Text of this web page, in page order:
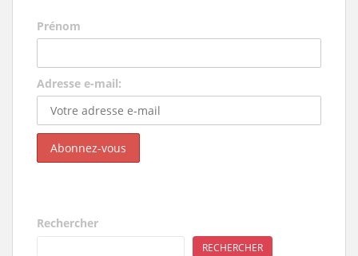
Prénom
Adresse e-mail:
Rechercher
RECHERCHER